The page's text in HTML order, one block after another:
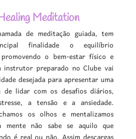
Meditation
de meditação guiada, tem
finalidade o equilíbrio
o bem-estar físico e
instrutor preparado no Clube vai
desejada para apresentar uma
de lidar com os desafios diários,
a tensão e a ansiedade.
os olhos e mentalizamos
mente não sabe se aquilo que